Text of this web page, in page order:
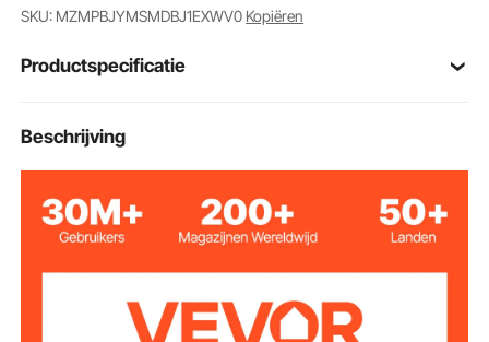
SKU: MZMPBJYMSMDBJ1EXWV0 Kopiëren
Productspecificatie
Artikelmodelnum
mer
Materiaal houten plank
148,8 inch / 3780 mm
Beschrijving